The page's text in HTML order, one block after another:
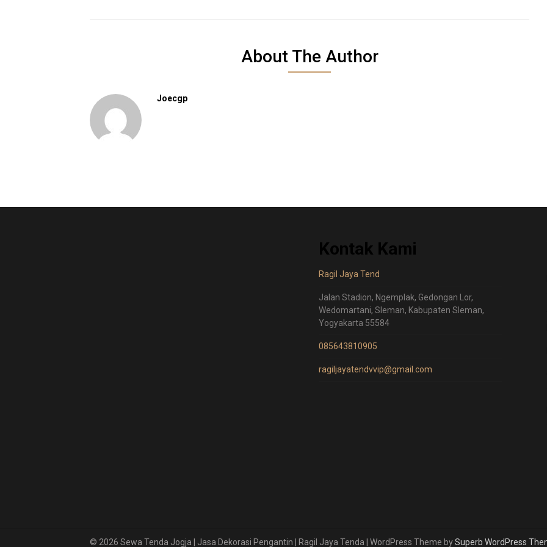
About The Author
Joecgp
Kontak Kami
Ragil Jaya Tend
Jalan Stadion, Ngemplak, Gedongan Lor,
Wedomartani, Sleman, Kabupaten Sleman,
Yogyakarta 55584
085643810905
ragiljayatendvvip@gmail.com
© 2026 Sewa Tenda Jogja | Jasa Dekorasi Pengantin | Ragil Jaya Tenda | WordPress Theme bySuperb WordPress